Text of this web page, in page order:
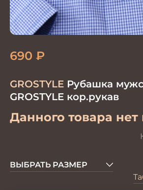
GROSTYLE Рубашка
GROSTYLE кор.рукав
Данного товара
690 ₽
ВЫБРАТЬ РАЗМЕР